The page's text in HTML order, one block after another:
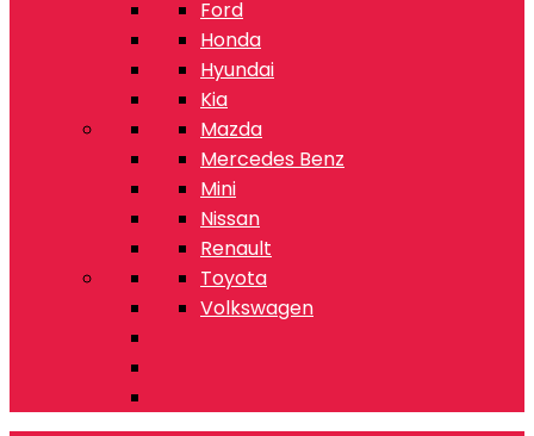
Ford
Honda
Hyundai
Kia
Mazda
Mercedes Benz
Mini
Nissan
Renault
Toyota
Volkswagen